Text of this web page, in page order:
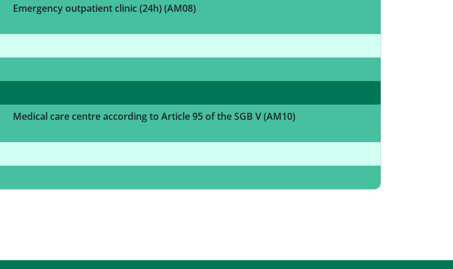
Emergency outpatient clinic (24h) (AM08)
Medical care centre according to Article 95 of the SGB V (AM10)